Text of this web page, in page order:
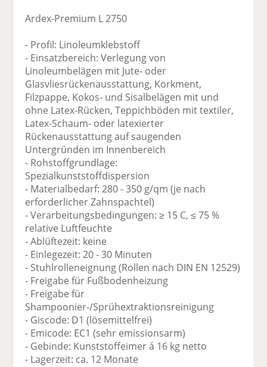
Ardex-Premium L 2750
- Profil: Linoleumklebstoff
- Einsatzbereich: Verlegung von
Linoleumbelägen mit Jute- oder
Glasvliesrückenausstattung, Korkment,
Filzpappe, Kokos- und Sisalbelägen mit und
ohne Latex-Rücken, Teppichböden mit textiler,
Latex-Schaum- oder latexierter
Rückenausstattung auf saugenden
Untergründen im Innenbereich
- Rohstoffgrundlage:
Spezialkunststoffdispersion
- Materialbedarf: 280 - 350 g/qm (je nach
erforderlicher Zahnspachtel)
- Verarbeitungsbedingungen: ≥ 15 C, ≤ 75 %
relative Luftfeuchte
- Ablüftezeit: keine
- Einlegezeit: 20 - 30 Minuten
- Stuhlrolleneignung (Rollen nach DIN EN 12529)
- Freigabe für Fußbodenheizung
- Freigabe für
Shampoonier-/Sprühextraktionsreinigung
- Giscode: D1 (lösemittelfrei)
- Emicode: EC1 (sehr emissionsarm)
- Gebinde: Kunststoffeimer á 16 kg netto
- Lagerzeit: ca. 12 Monate